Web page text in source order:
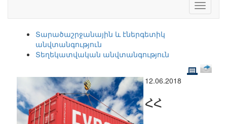
Տարածաշրջանային և էներգետիկ
անվտանգություն
Տեղեկատվական անվտանգություն
12.06.2018
ՀՀ